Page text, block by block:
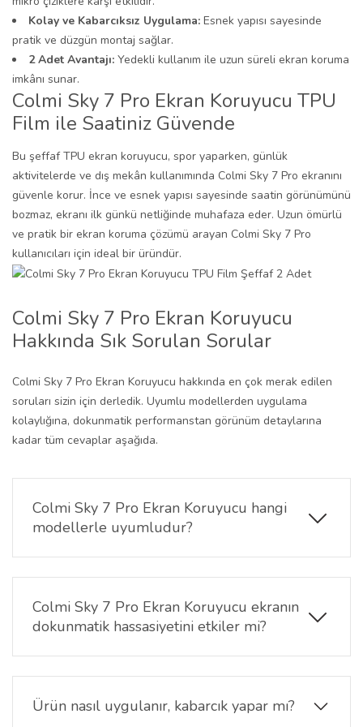
Kolay ve Kabarcıksız Uygulama: Esnek yapısı sayesinde
pratik ve düzgün montaj sağlar.
2 Adet Avantajı: Yedekli kullanım ile uzun süreli ekran koruma
imkânı sunar.
Colmi Sky 7 Pro Ekran Koruyucu TPU
Film ile Saatiniz Güvende
Bu şeffaf TPU ekran koruyucu, spor yaparken, günlük
aktivitelerde ve dış mekân kullanımında Colmi Sky 7 Pro ekranını
güvenle korur. İnce ve esnek yapısı sayesinde saatin görünümünü
bozmaz, ekranı ilk günkü netliğinde muhafaza eder. Uzun ömürlü
ve pratik bir ekran koruma çözümü arayan Colmi Sky 7 Pro
kullanıcıları için ideal bir üründür.
Colmi Sky 7 Pro Ekran Koruyucu
Hakkında Sık Sorulan Sorular
Colmi Sky 7 Pro Ekran Koruyucu hakkında en çok merak edilen
soruları sizin için derledik. Uyumlu modellerden uygulama
kolaylığına, dokunmatik performanstan görünüm detaylarına
kadar tüm cevaplar aşağıda.
Colmi Sky 7 Pro Ekran Koruyucu hangi
modellerle uyumludur?
Bu ekran koruyucu, Colmi Sky 7 Pro modeliyle tam
uyumlu olarak üretilmiştir.
Colmi Sky 7 Pro Ekran Koruyucu ekranın
dokunmatik hassasiyetini etkiler mi?
Hayır, yüksek şeffaflığa sahip TPU malzeme
sayesinde dokunmatik hassasiyette herhangi bir
kayıp yaşanmaz.
Ürün nasıl uygulanır, kabarcık yapar mı?